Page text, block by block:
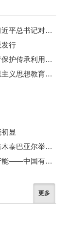
让中朝传统友谊之树更加根深叶茂——习近平总书记对朝鲜进行国事访问纪实
发行
在习近平文化思想引领下文化和自然遗产保护传承利用工作开创新局面
伟大征程丨延安整风：一次深刻的马克思主义思想教育运动
显
中铝集团董事长段向东与蒙古国副总理诺木泰巴亚尔举行会谈
锻造无愧时代无愧使命的世界一流新质产能——中国有色金属工业的战略应对与破局之道（二）
更多